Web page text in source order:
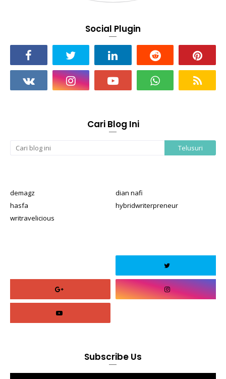
Social Plugin
Cari Blog Ini
demagz
dian nafi
hasfa
hybridwriterpreneur
writravelicious
Subscribe Us